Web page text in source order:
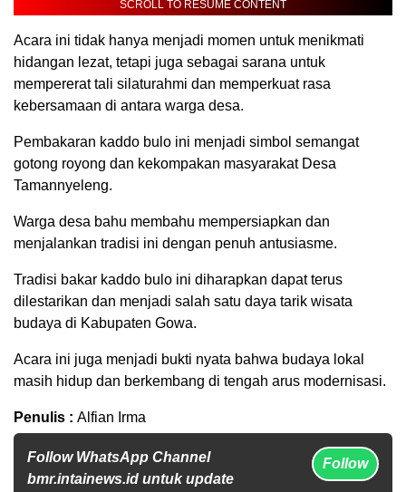
SCROLL TO RESUME CONTENT
Acara ini tidak hanya menjadi momen untuk menikmati
hidangan lezat, tetapi juga sebagai sarana untuk
mempererat tali silaturahmi dan memperkuat rasa
kebersamaan di antara warga desa.
Pembakaran kaddo bulo ini menjadi simbol semangat
gotong royong dan kekompakan masyarakat Desa
Tamannyeleng.
Warga desa bahu membahu mempersiapkan dan
menjalankan tradisi ini dengan penuh antusiasme.
Tradisi bakar kaddo bulo ini diharapkan dapat terus
dilestarikan dan menjadi salah satu daya tarik wisata
budaya di Kabupaten Gowa.
Acara ini juga menjadi bukti nyata bahwa budaya lokal
masih hidup dan berkembang di tengah arus modernisasi.
Penulis : Alfian Irma
Follow WhatsApp Channel
bmr.intainews.id untuk update
Follow